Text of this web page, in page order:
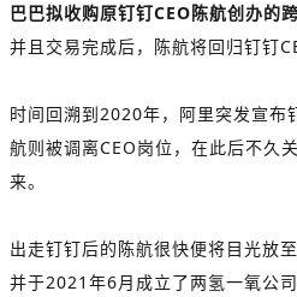
巴巴拟收购原钉钉CEO陈航创办的
并且交易完成后，陈航将回归钉钉
时间回溯到2020年，阿里突发宣布
航则被调离CEO岗位，在此后不久
来。
出走钉钉后的陈航很快便将目光放
并于2021年6月成立了两氢一氧公司